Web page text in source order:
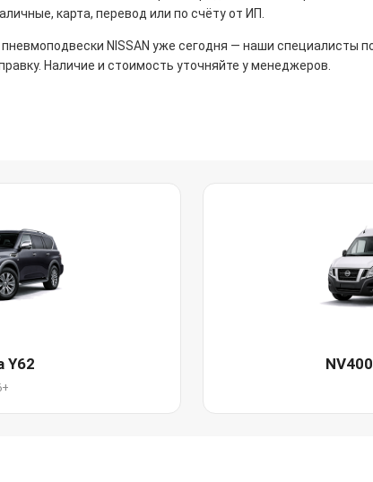
карта, перевод или по счёту от ИП.
NISSAN уже сегодня — наши специалисты
Наличие и стоимость уточняйте у менеджеров.
Y62